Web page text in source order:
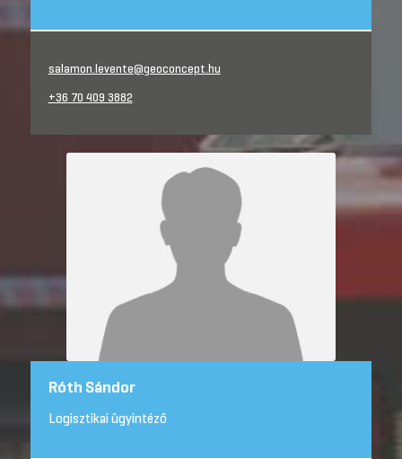
salamon.levente@geoconcept.hu
+36 70 409 3882
Róth Sándor
Logisztikai ügyintéző